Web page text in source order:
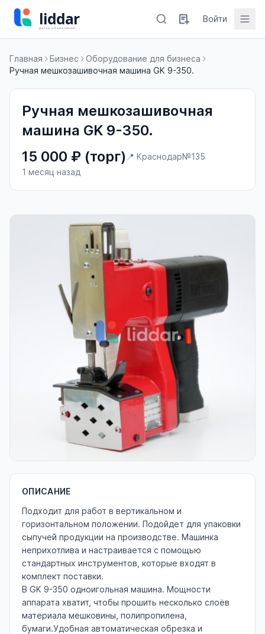
Войти
Главная Бизнес
Оборудование для бизнеса
Ручная мешкозашивочная машина GK 9-350.
Ручная мешкозашивочная
машина GK 9-350.
15 000 ₽ (торг) 📍 Краснодар№135
1 месяц назад
ОПИСАНИЕ
Подходит для работ в вертикальном и
горизонтальном положении. Подойдет для упаковки
сыпучей продукции на производстве. Машинка
неприхотлива и настраивается с помощью
стандартных инструментов, которые входят в
комплект поставки.
В GK 9-350 одноигольная машина. Мощности
аппарата хватит, чтобы прошить несколько слоёв
материала мешковины, полипропилена,
бумаги.Удобная автоматическая обрезка и